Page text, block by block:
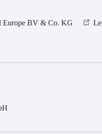
Europe BV & Co. KG